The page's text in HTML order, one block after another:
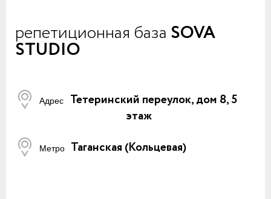
репетиционная база SOVA
STUDIO
Адрес
Тетеринский переулок, дом 8, 5
этаж
Метро Таганская (Кольцевая)